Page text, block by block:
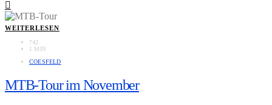
WEITERLESEN
742
1 MIN
COESFELD
MTB-Tour im November